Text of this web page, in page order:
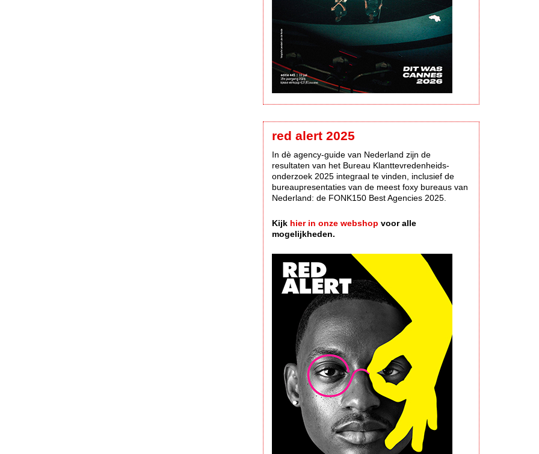
red alert 2025
In dè agency-guide van Nederland zijn de
resultaten van het Bureau Klanttevredenheids-
onderzoek 2025 integraal te vinden, inclusief de
bureaupresentaties van de meest foxy bureaus van
Nederland: de FONK150 Best Agencies 2025.
Kijk hier in onze webshop voor alle
mogelijkheden.